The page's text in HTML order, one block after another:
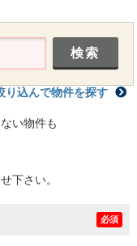
り込んで物件を探す
い物件も
下さい。
必須